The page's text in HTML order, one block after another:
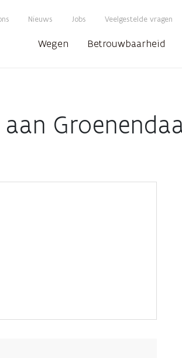
Nieuws Jobs Veelgestelde vragen
Wegen Betrouwbaarheid